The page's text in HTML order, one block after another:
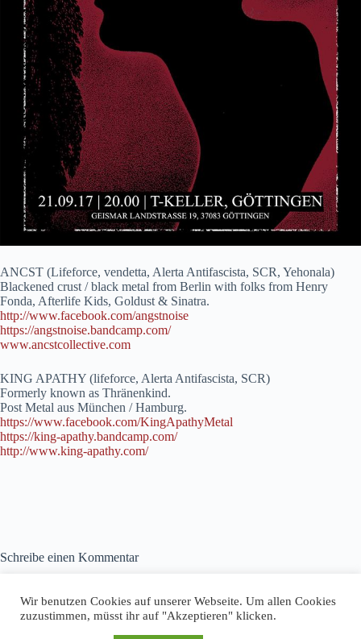
ANCST (Lifeforce, vendetta, Alerta Antifascista, SCR, Yehonala)
Blackened crust / black metal from Berlin with folks from Henry
Fonda, Afterlife Kids, Goldust & Sinatra.
http://www.facebook.com/angstnoise
https://angstnoise.bandcamp.com/
www.ancstcollective.com
KING APATHY (lifeforce, Alerta Antifascista, SCR)
Formerly known as Thränenkind.
Post Metal aus München / Hamburg.
https://www.facebook.com/KingApathyMetal
https://king-apathy.bandcamp.com/
http://www.king-apathy.com/
Schreibe einen Kommentar
Wir benutzen Cookies auf unserer Webseite. Um allen Cookies
zuzustimmen, müsst ihr auf "Akzeptieren" klicken.